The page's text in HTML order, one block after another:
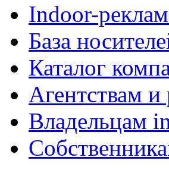
Indoor-
База
Каталог
Агентствам и
Владельцам